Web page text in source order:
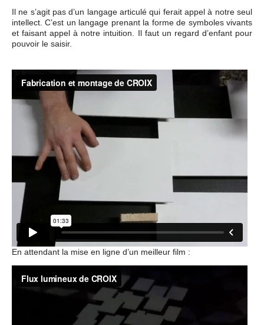
Il ne s’agit pas d’un langage articulé qui ferait appel à notre seul
intellect. C’est un langage prenant la forme de symboles vivants
et faisant appel à notre intuition. Il faut un regard d’enfant pour
pouvoir le saisir.
En attendant la mise en ligne d’un meilleur film :